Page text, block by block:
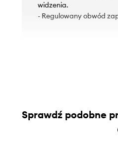
widzenia.
- Regulowany obwód
Sprawdź podobne